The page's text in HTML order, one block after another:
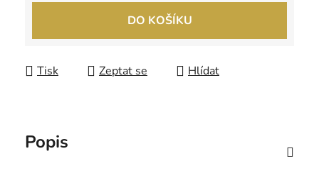
DO KOŠÍKU
Tisk Zeptat se Hlídat
Popis